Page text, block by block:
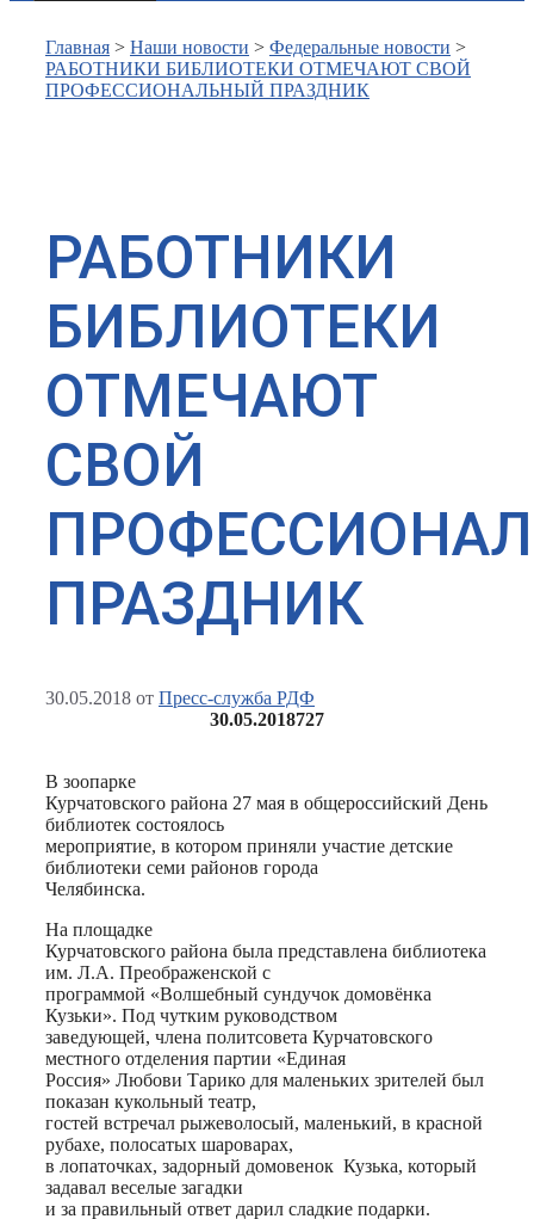
Главная > Наши новости > Федеральные новости >
РАБОТНИКИ БИБЛИОТЕКИ ОТМЕЧАЮТ СВОЙ
ПРОФЕССИОНАЛЬНЫЙ ПРАЗДНИК
РАБОТНИКИ
БИБЛИОТЕКИ
ОТМЕЧАЮТ
СВОЙ
ПРАЗДНИК
30.05.2018 от Пресс-служба РДФ
30.05.2018727
В зоопарке
Курчатовского района 27 мая в общероссийский День
библиотек состоялось
мероприятие, в котором приняли участие детские
библиотеки семи районов города
Челябинска.
На площадке
Курчатовского района была представлена библиотека
им. Л.А. Преображенской с
программой «Волшебный сундучок домовёнка
Кузьки». Под чутким руководством
заведующей, члена политсовета Курчатовского
местного отделения партии «Единая
Россия» Любови Тарико для маленьких зрителей был
показан кукольный театр,
гостей встречал рыжеволосый, маленький, в красной
рубахе, полосатых шароварах,
в лопаточках, задорный домовенок Кузька, который
задавал веселые загадки
и за правильный ответ дарил сладкие подарки.